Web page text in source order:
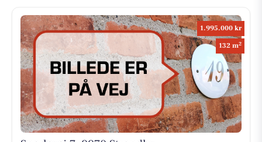
1.995.000 kr
132 m2